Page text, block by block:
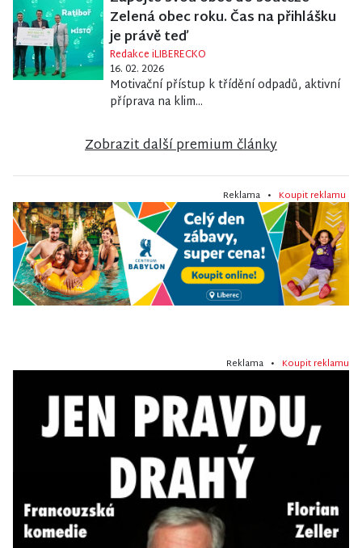
Zelená obec roku. Čas na přihlášku
je právě teď
Redakce iLIBERECKO
16. 02. 2026
Motivační přístup k třídění odpadů, aktivní
příprava na klim...
Zobrazit další premium články
Reklama • Koupit reklamu
Reklama • Koupit reklamu